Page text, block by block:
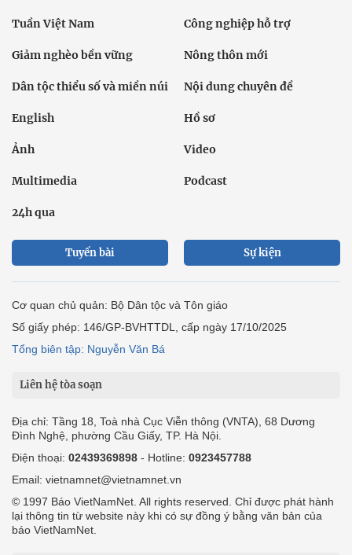
Tuần Việt Nam Công nghiệp hỗ trợ
Giảm nghèo bền vững Nông thôn mới
Dân tộc thiểu số và miền núi Nội dung chuyên đề
English Hồ sơ
Ảnh Video
Multimedia Podcast
24h qua
Tuyến bài Sự kiện
Cơ quan chủ quản: Bộ Dân tộc và Tôn giáo
Số giấy phép: 146/GP-BVHTTDL, cấp ngày 17/10/2025
Tổng biên tập: Nguyễn Văn Bá
Liên hệ tòa soạn
Địa chỉ: Tầng 18, Toà nhà Cục Viễn thông (VNTA), 68 Dương
Đình Nghệ, phường Cầu Giấy, TP. Hà Nội.
Điện thoại: 02439369898 - Hotline: 0923457788
Email: vietnamnet@vietnamnet.vn
© 1997 Báo VietNamNet. All rights reserved. Chỉ được phát hành
lại thông tin từ website này khi có sự đồng ý bằng văn bản của
báo VietNamNet.